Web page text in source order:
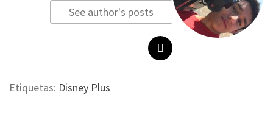
See author's posts
Etiquetas: Disney Plus